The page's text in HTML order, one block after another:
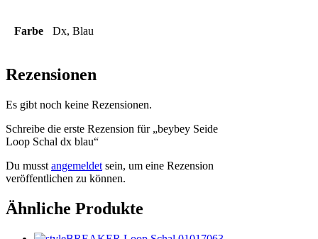
Farbe Dx, Blau
Rezensionen
Es gibt noch keine Rezensionen.
Schreibe die erste Rezension für „beybey Seide
Loop Schal dx blau“
Du musst angemeldet sein, um eine Rezension
veröffentlichen zu können.
Ähnliche Produkte